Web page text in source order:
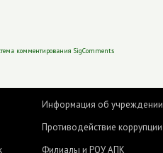
Информация об учреждении
Противодействие коррупции
Филиалы и РОУ АПК